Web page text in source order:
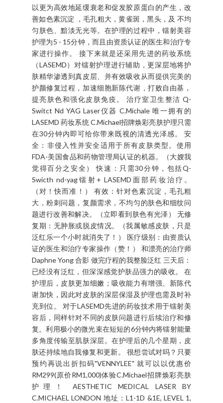
(LASEMD)的镭射护理技术的美容中心。我实在太太
太幸福了！ 在这个星期天的下午来到了位于Avenue
K 一楼的C.Michael,呃，没搞错，店前是发廊、美容
中心在内侧。 先填妥资料和了解皮肤性质 经过治疗
师Dr Ding的讲解及介绍其实镭射护理就如我们平时
每个月要去做面部护理一样的道理，他可以有效的
改善皮肤问题。C.Michael招牌焕彩亮肤护理是将两
个治疗过程结合而达到令肌肤焕采亮丽的效果。 首
先开始的第一各疗程是Q-Switched ​镭射技术，他可
以更为高效地延缓衰老和促发胶原蛋白的产生，改
善如色素沉淀 ，毛孔粗大，黄雀斑，黑头，及 不均
匀肤色、黯淡无光等。在护理的过程中，镭射美容
护理为5 - 15分钟，而且由资质认证的医生和治疗专
家进行操作。 接下来就是还采用先进的药妆系统
（LASEMD）对镭射护理进行辅助，更深层地将护
肤精华渗透到真皮层、并有效吸收从而提供完美的
护颜修复过程，加速细胞新陈代谢，打败自由基，
提亮肤色和强化皮肤免疫。 治疗室卫生整洁 Q-
Switct Nd YAG Laser仪器 C.Michale 唯一拥有的
LASEMD 药妆系统 C.Michael招牌焕彩亮肤护理只需
在30分钟内即可给你带来既视的清透光泽感。 安
全：非侵入性并安全适用于所有皮肤类型。使用
FDA-美国食品和药物管理局认证的机器。（大嫂我
觉得百分之安全） 快速：只需30分钟，包括Q-
Swicth nd-yag镭射+ LASEMD面部药妆治疗。
（对！快而准！） 有效：针对色素沉淀，毛孔粗
大，粉刺问题，复颜需求，不均匀的肤色和细纹问
题进行改善和解决。（立即看到肤色有光泽） 无修
复期：无肿胀或脱皮情况。（我属敏感皮肤，只是
泛红乐一个小时就消失了！） 医疗级别：由资质认
证的医生和治疗专家操作（赞！） 和漂亮的治疗师
Daphne Yong 合影 做完疗程的我整脸泛红 三天后：
已经没有泛红，但深深感觉护肤品强力的吸收。 在
护理后，皮肤更加细嫩；吸收能力有增强、新陈代
谢加快，因此对皮肤的深层保湿及护理也需及时补